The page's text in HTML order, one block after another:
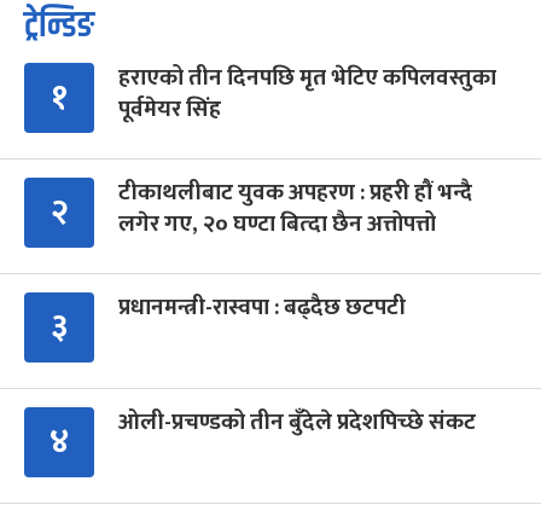
ट्रेन्डिङ
१
हराएको तीन दिनपछि मृत भेटिए कपिलवस्तुका
पूर्वमेयर सिंह
२
टीकाथलीबाट युवक अपहरण : प्रहरी हौं भन्दै
लगेर गए, २० घण्टा बित्दा छैन अत्तोपत्तो
३ प्रधानमन्त्री-रास्वपा : बढ्दैछ छटपटी
४ ओली-प्रचण्डको तीन बुँदेले प्रदेशपिच्छे संकट